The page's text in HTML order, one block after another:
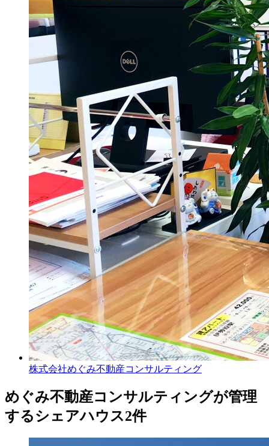
株式会社めぐみ不動産コンサルティング
めぐみ不動産コンサルティングが管理
するシェアハウス2件